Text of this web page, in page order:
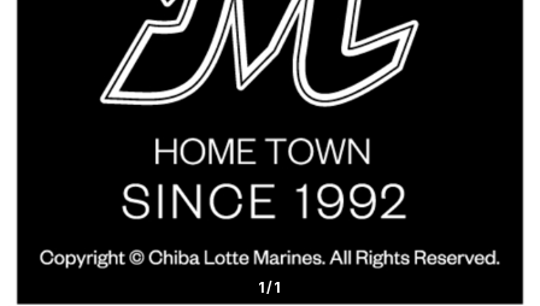
1/1